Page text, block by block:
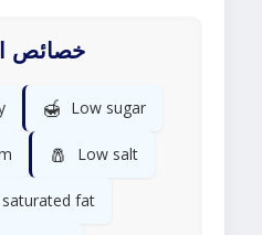
خصائص
🍯 Low sugar
🧂 Low salt
saturated fat